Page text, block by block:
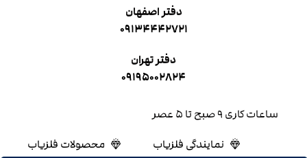
دفتر اصفهان
۰۹۱۳۴۴۴۲۷۲۱
دفتر تهران
۰۹۱۹۵۰۰۲۸۲۴
ساعات کاری ۹ صبح تا ۵ عصر
نمایندگی فلزیاب
محصولات فلزیاب